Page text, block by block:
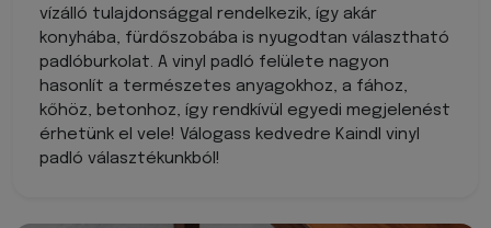
vízálló tulajdonsággal rendelkezik, így akár
konyhába, fürdőszobába is nyugodtan választható
padlóburkolat. A vinyl padló felülete nagyon
hasonlít a természetes anyagokhoz, a fához,
kőhöz, betonhoz, így rendkívül egyedi megjelenést
érhetünk el vele! Válogass kedvedre Kaindl vinyl
padló választékunkból!